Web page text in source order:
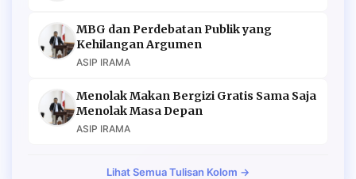
MBG dan Perdebatan Publik yang
Kehilangan Argumen
ASIP IRAMA
Menolak Makan Bergizi Gratis Sama Saja
Menolak Masa Depan
ASIP IRAMA
Lihat Semua Tulisan Kolom →